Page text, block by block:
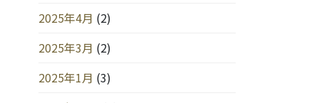
2025年4月 (2)
2025年3月 (2)
2025年1月 (3)